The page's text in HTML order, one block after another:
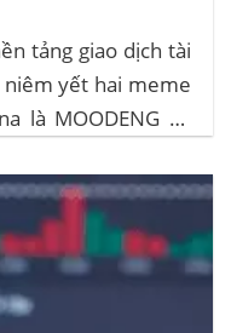
tảng giao dịch tài
niêm yết hai meme
là MOODENG và
tăng hơn...